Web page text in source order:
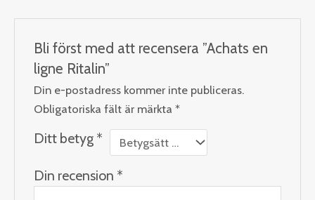
Bli först med att recensera ”Achats en
ligne Ritalin”
Din e-postadress kommer inte publiceras.
Obligatoriska fält är märkta*
Ditt betyg *
Din recension *